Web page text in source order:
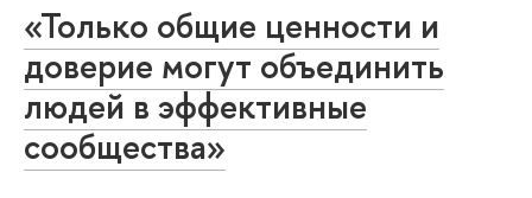
«Только общие ценности и
доверие могут объединить
людей в эффективные
сообщества»